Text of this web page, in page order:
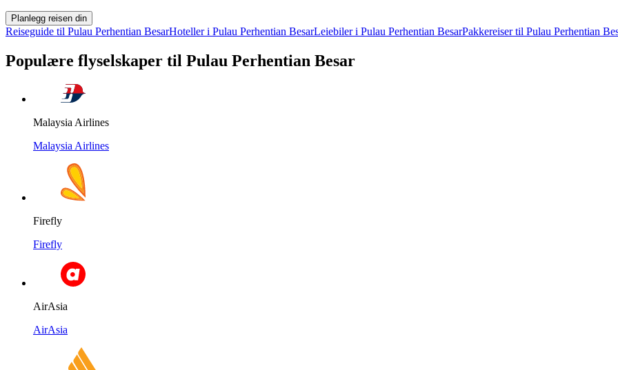
Planlegg reisen din
Reiseguide til Pulau Perhentian BesarHoteller i Pulau Perhentian BesarLeiebiler i Pulau Perhentian BesarPakkereiser til Pulau Perhentian
Populære flyselskaper til Pulau Perhentian Besar
Malaysia Airlines
Malaysia Airlines
Firefly
Firefly
AirAsia
AirAsia